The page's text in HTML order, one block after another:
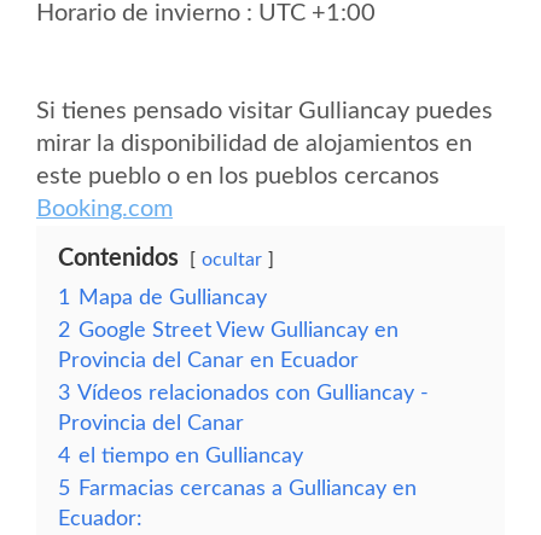
Horario de invierno : UTC +1:00
Si tienes pensado visitar Gulliancay puedes
mirar la disponibilidad de alojamientos en
este pueblo o en los pueblos cercanos
Booking.com
Contenidos ocultar
1
Mapa de Gulliancay
2 Google Street View Gulliancay en
Provincia del Canar en Ecuador
3 Vídeos relacionados con Gulliancay -
Provincia del Canar
4 el tiempo en Gulliancay
5 Farmacias cercanas a Gulliancay en
Ecuador: